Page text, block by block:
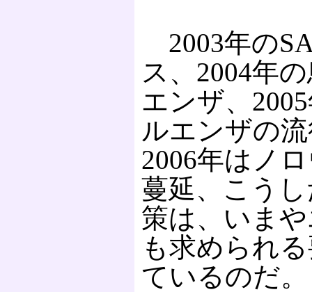
2003年の
ス、2004年
エンザ、
ルエンザの
2006年はノ
蔓延、こう
策は、いま
も求められ
ているのだ。